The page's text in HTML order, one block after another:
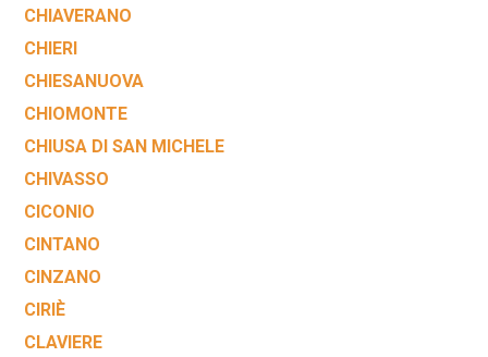
CHIAVERANO
CHIERI
CHIESANUOVA
CHIOMONTE
CHIUSA DI SAN MICHELE
CHIVASSO
CICONIO
CINTANO
CINZANO
CIRIÈ
CLAVIERE